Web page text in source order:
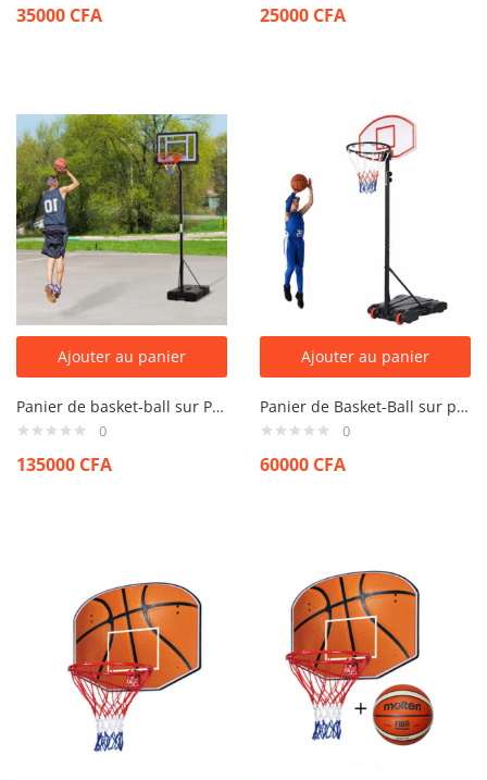
35000 CFA 25000 CFA
Ajouter au panier
Panier de basket-ball sur Pied
0
135000 CFA
Ajouter au panier
Panier de Basket-Ball sur pied avec poteau
0
60000 CFA